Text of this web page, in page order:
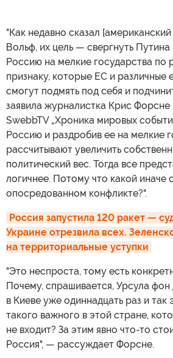
"Как недавно сказал
Вольф, их цель — свергнуть Путина
Россию на мелкие государства по
признаку, которые ЕС и различные
смогут подмять под себя и
заявила журналистка Крис Форсне
SwebbTV „Хроника мировых
Россию и раздробив ее на мелкие
рассчитывают увеличить
политический вес. Тогда все
логичнее. Потому что какой иначе
опосредованном конфликте?".
Россия запустила 120 ракет —
Украине отрезвила всех.
на территориальные уступки
"Это неспроста, тому есть
Почему, спрашивается, Урсула
в Киеве уже одиннадцать раз и так
такого важного в этой стране,
не входит? За этим явно что-то
Россия", — рассуждает Форсне.